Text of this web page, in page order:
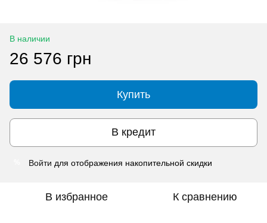
В наличии
26 576 грн
Купить
В кредит
Войти для отображения накопительной скидки
В избранное К сравнению